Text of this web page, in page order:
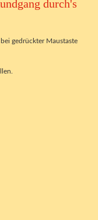
durch's
gedrückter Maustaste